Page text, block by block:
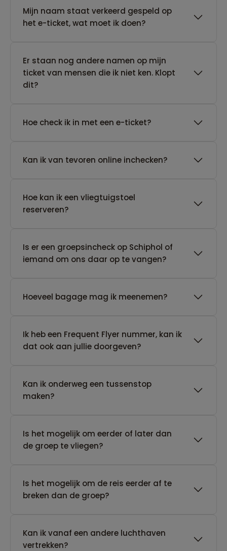
Mijn naam staat verkeerd gespeld op
het e-ticket, wat moet ik doen?
Er staan nog andere namen op mijn
ticket van mensen die ik niet ken. Klopt
dit?
Hoe check ik in met een e-ticket?
Kan ik van tevoren online inchecken?
Hoe kan ik een vliegtuigstoel
reserveren?
Is er een groepsincheck op Schiphol of
iemand om ons daar op te vangen?
Hoeveel bagage mag ik meenemen?
Ik heb een Frequent Flyer nummer, kan ik
dat ook aan jullie doorgeven?
Kan ik onderweg een tussenstop
maken?
Is het mogelijk om eerder of later dan
de groep te vliegen?
Is het mogelijk om de reis eerder af te
breken dan de groep?
Kan ik vanaf een andere luchthaven
vertrekken?